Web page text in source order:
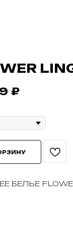
₽
БЕЛЬЕ